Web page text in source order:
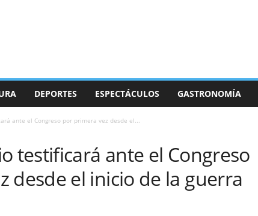
DEPORTES ESPECTÁCULOS GASTRONOMÍA
ante el Congreso por primera vez desde el...
testificará ante el Congreso
desde el inicio de la guerra